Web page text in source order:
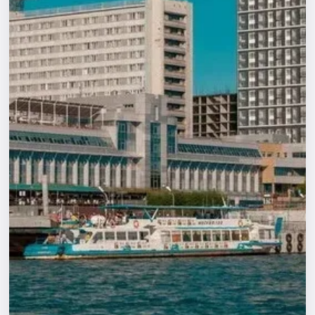
Спорт
События
Города
Площадки
Артисты
Рейтинги